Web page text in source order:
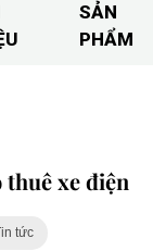
SẢN
PHẨM
thuê xe điện
tức